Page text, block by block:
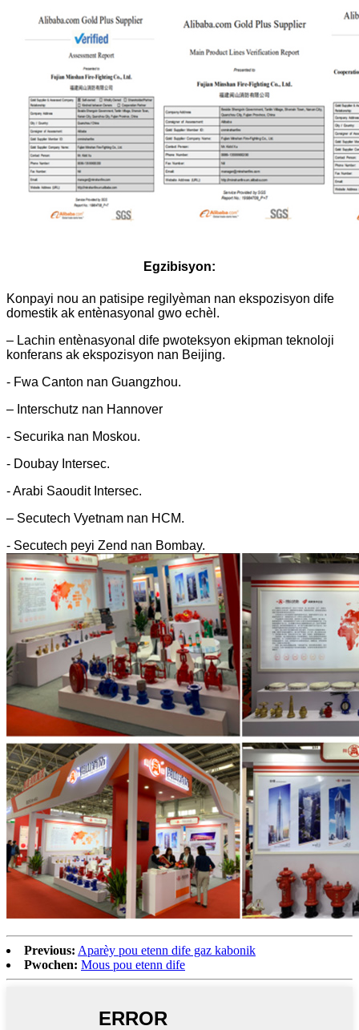
Egzibisyon:
Konpayi nou an patisipe regilyèman nan ekspozisyon dife
domestik ak entènasyonal gwo echèl.
– Lachin entènasyonal dife pwoteksyon ekipman teknoloji
konferans ak ekspozisyon nan Beijing.
- Fwa Canton nan Guangzhou.
– Interschutz nan Hannover
- Securika nan Moskou.
- Doubay Intersec.
- Arabi Saoudit Intersec.
– Secutech Vyetnam nan HCM.
- Secutech peyi Zend nan Bombay.
Previous: Aparèy pou etenn dife gaz kabonik
Pwochen: Mous pou etenn dife